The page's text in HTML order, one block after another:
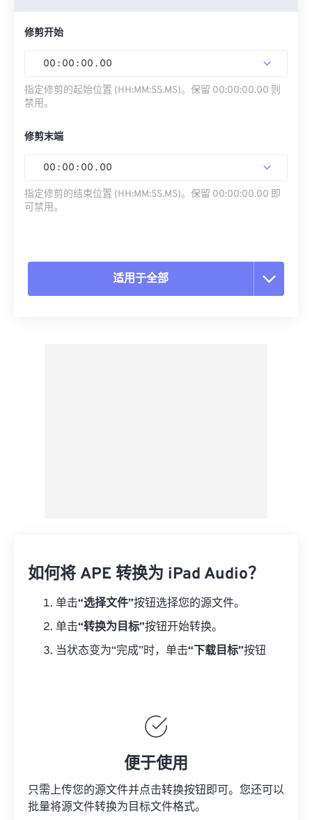
修剪开始
00 : 00 : 00 . 00
指定修剪的起始位置 (HH:MM:SS.MS)。保留 00:00:00.00 则
禁用。
修剪末端
00 : 00 : 00 . 00
指定修剪的结束位置 (HH:MM:SS.MS)。保留 00:00:00.00 即
可禁用。
适用于全部
如何将 APE 转换为 iPad Audio？
单击“选择文件”按钮选择您的源文件。
单击“转换为目标”按钮开始转换。
当状态变为“完成”时，单击“下载目标”按钮
便于使用
只需上传您的源文件并点击转换按钮即可。您还可以
批量将源文件转换为目标文件格式。